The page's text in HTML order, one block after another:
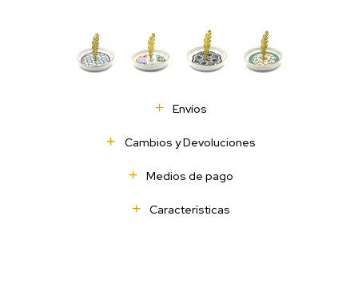
Envíos
Cambios y Devoluciones
Medios de pago
Características